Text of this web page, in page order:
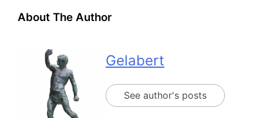
About The Author
Gelabert
See author's posts